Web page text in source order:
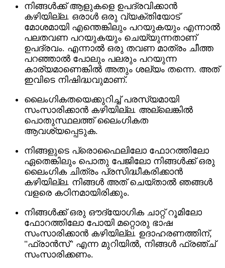
നിങ്ങൾക്ക് ആളുകളെ ഉപദ്രവിക്കാൻ
കഴിയില്ല. ഒരാൾ ഒരു വ്യക്തിയോട്
മോശമായി എന്തെങ്കിലും പറയുകയും എന്നാൽ
പലതവണ പറയുകയും ചെയ്യുന്നതാണ്
ഉപദ്രവം. എന്നാൽ ഒരു തവണ മാത്രം ചീത്ത
പറഞ്ഞാൽ പോലും പലരും പറയുന്ന
കാര്യമാണെങ്കിൽ അതും ശല്യം തന്നെ. അത്
ഇവിടെ നിഷിദ്ധവുമാണ്.
ലൈംഗികതയെക്കുറിച്ച് പരസ്യമായി
സംസാരിക്കാൻ കഴിയില്ല. അല്ലെങ്കിൽ
പൊതുസ്ഥലത്ത് ലൈംഗികത
ആവശ്യപ്പെടുക.
നിങ്ങളുടെ പ്രൊഫൈലിലോ ഫോറത്തിലോ
ഏതെങ്കിലും പൊതു പേജിലോ നിങ്ങൾക്ക് ഒരു
ലൈംഗിക ചിത്രം പ്രസിദ്ധീകരിക്കാൻ
കഴിയില്ല. നിങ്ങൾ അത് ചെയ്താൽ ഞങ്ങൾ
വളരെ കഠിനമായിരിക്കും.
നിങ്ങൾക്ക് ഒരു ഔദ്യോഗിക ചാറ്റ് റൂമിലോ
ഫോറത്തിലോ പോയി മറ്റൊരു ഭാഷ
സംസാരിക്കാൻ കഴിയില്ല. ഉദാഹരണത്തിന്,
"ഫ്രാൻസ്" എന്ന മുറിയിൽ, നിങ്ങൾ ഫ്രഞ്ച്
സംസാരിക്കണം.